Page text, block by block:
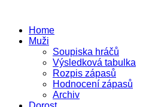
Home
Muži
Soupiska hráčů
Výsledková tabulka
Rozpis zápasů
Hodnocení zápasů
Archiv